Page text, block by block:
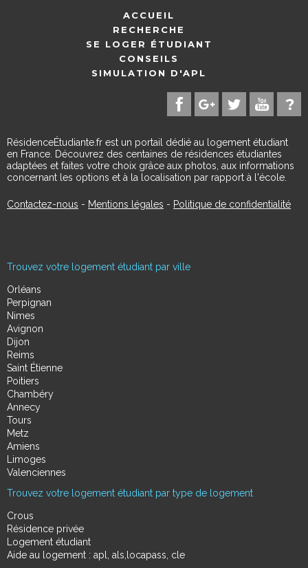
ACCUEIL
RECHERCHE
SE LOGER ÉTUDIANT
CONSEILS
SIMULATION D'APL
RésidenceÉtudiante.fr est un portail dédié au logement étudiant
en France. Découvrez des centaines de résidences étudiantes
adaptées et faites votre choix grâce aux photos, aux informations
concernant les options et à la localisation par rapport à l'école.
Contactez-nous - Mentions légales - Politique de confidentialité
Trouvez votre logement étudiant par ville
Orléans
Perpignan
Nimes
Avignon
Dijon
Reims
Saint Étienne
Poitiers
Chambéry
Annecy
Tours
Metz
Amiens
Limoges
Valenciennes
Trouvez votre logement étudiant par type de logement
Crous
Résidence privée
Logement étudiant
Aide au logement : apl, als,locapass, cle